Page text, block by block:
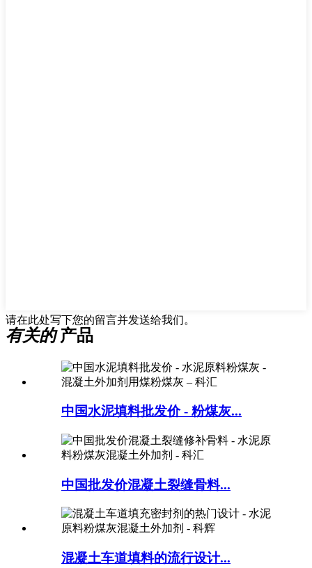
请在此处写下您的留言并发送给我们。
有关的产品
中国水泥填料批发价 - 粉煤灰...
中国批发价混凝土裂缝骨料...
混凝土车道填料的流行设计...